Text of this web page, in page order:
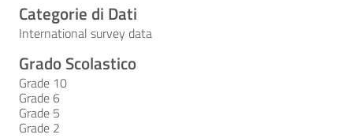
Categorie di Dati
International survey data
Grado Scolastico
Grade 10
Grade 6
Grade 5
Grade 2